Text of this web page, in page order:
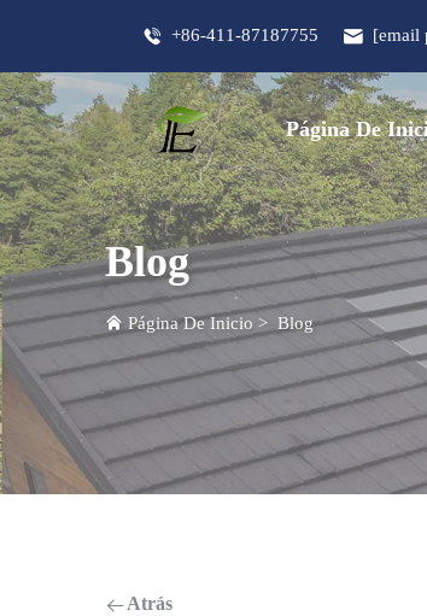
+86-411-87187755 [email
Página De
Blog
Página De Inicio > Blog
Atrás